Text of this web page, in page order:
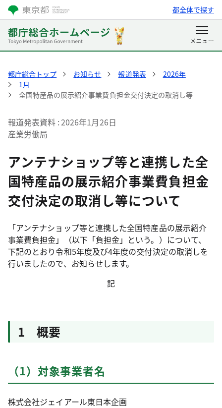
都全体で探す
都庁総合トップ お知らせ 報道発表
2026年
1月
全国特産品の展示紹介事業費負担金交付決定の取消し等
報道発表資料 2026年1月26日
産業労働局
アンテナショップ等と連携した全
国特産品の展示紹介事業費負担金
交付決定の取消し等について
「アンテナショップ等と連携した全国特産品の展示紹介
事業費負担金」（以下「負担金」という。）について、
下記のとおり令和5年度及び4年度の交付決定の取消しを
行いましたので、お知らせします。
記
1 概要
（1）対象事業者名
株式会社ジェイアール東日本企画